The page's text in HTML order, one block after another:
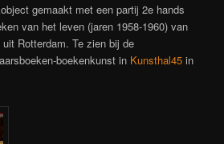
gemaakt met een partij 2e hands
van het leven (jaren 1958-1960) van
Rotterdam. Te zien bij de
boekenkunst in Kunsthal45in